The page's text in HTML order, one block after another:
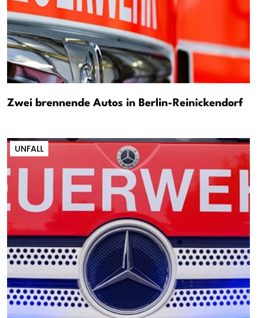
Zwei brennende Autos in Berlin-Reinickendorf
UNFALL